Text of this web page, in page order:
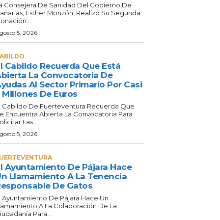
Consejera De Sanidad Del Gobierno De
Esther Monzón, Realizó Su Segunda
5, 2026
Cabildo Recuerda Que Está
La Convocatoria De
Al Sector Primario Por Casi
Millones De Euros
Cabildo De Fuerteventura Recuerda Que
Encuentra Abierta La Convocatoria Para
Las...
5, 2026
Ayuntamiento De Pájara Hace
Llamamiento A La Tenencia
De Gatos
Ayuntamiento De Pájara Hace Un
A La Colaboración De La
Para...